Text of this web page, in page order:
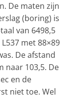
De maten zijn
(boring) is
van 6498,5
met 88×89
De afstand
naar 103,5. De
en de
niet toe. Wel